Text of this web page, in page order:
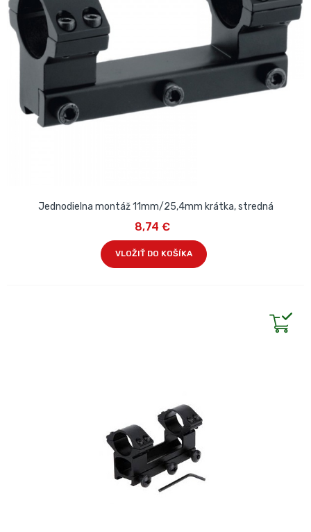
Jednodielna montáž 11mm/25,4mm krátka, stredná
8,74 €
VLOŽIŤ DO KOŠÍKA